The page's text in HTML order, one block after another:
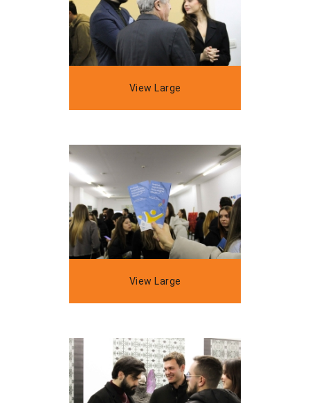
View Large
View Large